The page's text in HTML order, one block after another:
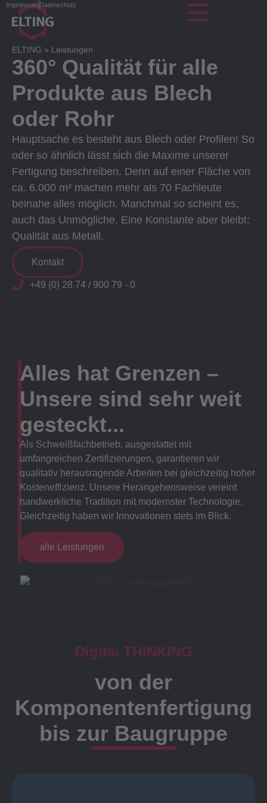
ImpressumDatenschutz
ELTING » Leistungen
360° Qualität für alle
Produkte aus Blech
oder Rohr
Hauptsache es besteht aus Blech oder Profilen! So
oder so ähnlich lässt sich die Maxime unserer
Fertigung beschreiben. Denn auf einer Fläche von
ca. 6.000 m² machen mehr als 70 Fachleute
beinahe alles möglich. Manchmal so scheint es,
auch das Unmögliche. Eine Konstante aber bleibt:
Qualität aus Metall.
Kontakt
+49 (0) 28 74 / 900 79 - 0
Alles hat Grenzen –
Unsere sind sehr weit
gesteckt...
Als Schweißfachbetrieb, ausgestattet mit
umfangreichen Zertifizierungen, garantieren wir
qualitativ herausragende Arbeiten bei gleichzeitig hoher
Kosteneffizienz. Unsere Herangehensweise vereint
handwerkliche Tradition mit modernster Technologie.
Gleichzeitig haben wir Innovationen stets im Blick.
alle Leistungen
Digital THINKING
von der
Komponentenfertigung
bis zur Baugruppe